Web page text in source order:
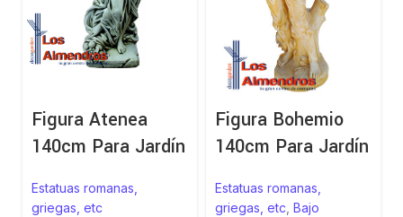
Figura Atenea
140cm Para Jardín
Estatuas romanas,
griegas, etc
Figura Bohemio
140cm Para Jardín
Estatuas romanas,
griegas, etc Bajo